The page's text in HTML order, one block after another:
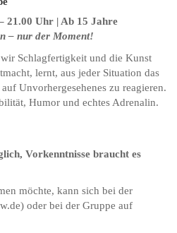
21.00 Uhr | Ab 15 Jahre
– nur der Moment!
Schlagfertigkeit und die Kunst
lernt, aus jeder Situation das
Unvorhergesehenes zu reagieren.
Humor und echtes Adrenalin.
Vorkenntnisse braucht es
möchte, kann sich bei der
oder bei der Gruppe auf